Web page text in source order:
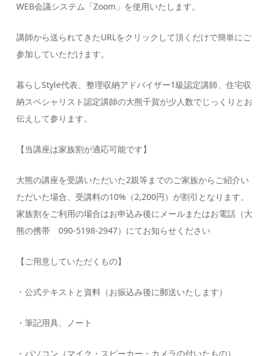
WEB会議システム「Zoom」を使用いたします。
講師から送られてきたURLをクリックして頂くだけで簡単にご
参加していただけます。
暮らしStyle代表、整理収納アドバイザー1級認定講師、住宅収
納スペシャリスト認定講師の大熊千賀が少人数でじっくりとお
伝えして参ります。
【当講座は家族割が適応可能です】
大熊の講座を受講いただいた2親等までのご家族からご紹介い
ただいた場合、受講料の10%（2,200円）が割引となります。
家族割をご利用の場合はお申込み後にメールまたはお電話（大
熊の携帯 090-5198-2947）にてお知らせください
【ご用意していただくもの】
・公式テキストと資料（お振込み後に郵送いたします）
・筆記用具、ノート
・パソコン（マイク・スピーカー・カメラの付いたもの）